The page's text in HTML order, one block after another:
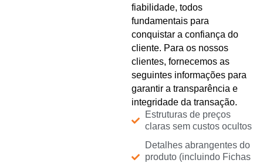
fiabilidade, todos
fundamentais para
conquistar a confiança do
cliente. Para os nossos
clientes, fornecemos as
seguintes informações para
garantir a transparência e
integridade da transação.
Estruturas de preços
claras sem custos ocultos
Detalhes abrangentes do
produto (incluindo Fichas